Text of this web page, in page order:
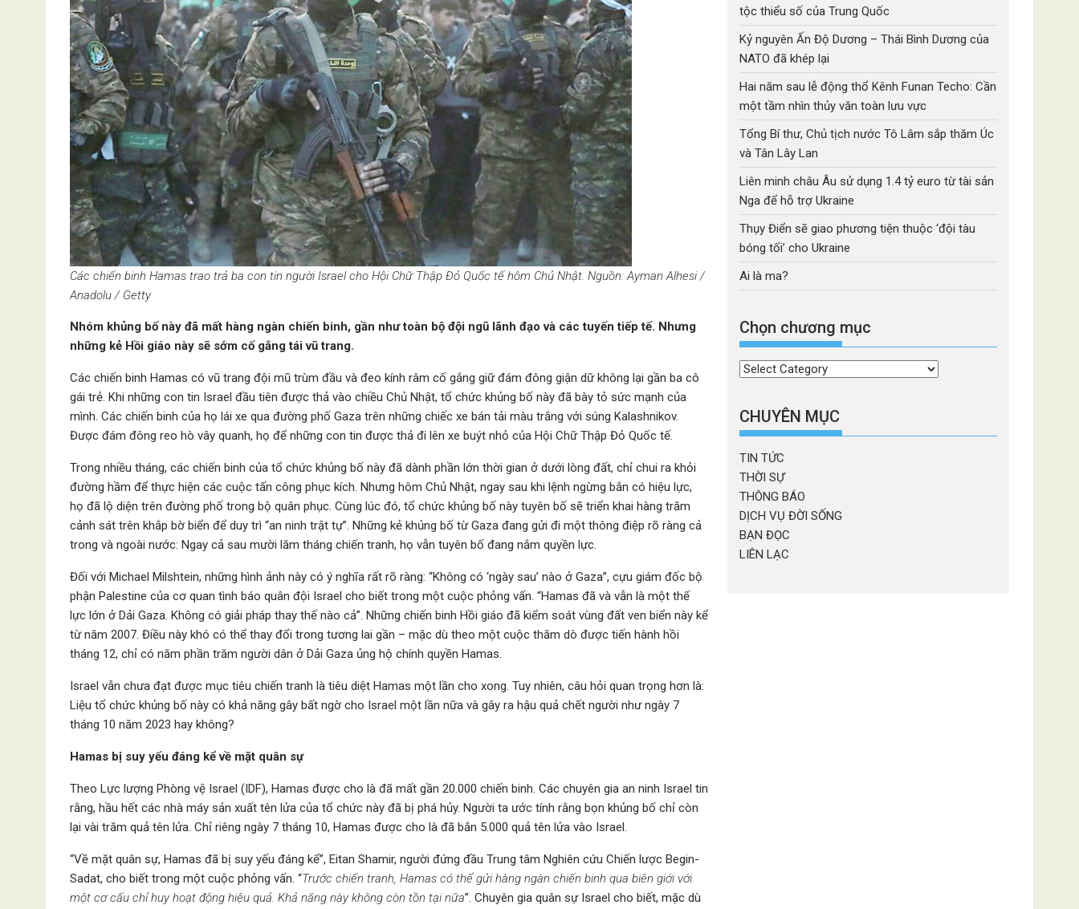
Các chiến binh Hamas trao trả ba con tin người Israel cho Hội Chữ Thập Đỏ Quốc tế hôm Chủ Nhật. Nguồn: Ayman Alhesi /
Anadolu / Getty
Nhóm khủng bố này đã mất hàng ngàn chiến binh, gần như toàn bộ đội ngũ lãnh đạo và các tuyến tiếp tế. Nhưng
những kẻ Hồi giáo này sẽ sớm cố gắng tái vũ trang.
Các chiến binh Hamas có vũ trang đội mũ trùm đầu và đeo kính râm cố gắng giữ đám đông giận dữ không lại gần ba cô
gái trẻ. Khi những con tin Israel đầu tiên được thả vào chiều Chủ Nhật, tổ chức khủng bố này đã bày tỏ sức mạnh của
mình. Các chiến binh của họ lái xe qua đường phố Gaza trên những chiếc xe bán tải màu trắng với súng Kalashnikov.
Được đám đông reo hò vây quanh, họ để những con tin được thả đi lên xe buýt nhỏ của Hội Chữ Thập Đỏ Quốc tế.
Trong nhiều tháng, các chiến binh của tổ chức khủng bố này đã dành phần lớn thời gian ở dưới lòng đất, chỉ chui ra khỏi
đường hầm để thực hiện các cuộc tấn công phục kích. Nhưng hôm Chủ Nhật, ngay sau khi lệnh ngừng bắn có hiệu lực,
họ đã lộ diện trên đường phố trong bộ quân phục. Cùng lúc đó, tổ chức khủng bố này tuyên bố sẽ triển khai hàng trăm
cảnh sát trên khắp bờ biển để duy trì “an ninh trật tự”. Những kẻ khủng bố từ Gaza đang gửi đi một thông điệp rõ ràng cả
trong và ngoài nước: Ngay cả sau mười lăm tháng chiến tranh, họ vẫn tuyên bố đang nắm quyền lực.
Đối với Michael Milshtein, những hình ảnh này có ý nghĩa rất rõ ràng: “Không có ‘ngày sau’ nào ở Gaza”, cựu giám đốc bộ
phận Palestine của cơ quan tình báo quân đội Israel cho biết trong một cuộc phỏng vấn. “Hamas đã và vẫn là một thế
lực lớn ở Dải Gaza. Không có giải pháp thay thế nào cả”. Những chiến binh Hồi giáo đã kiểm soát vùng đất ven biển này kể
từ năm 2007. Điều này khó có thể thay đổi trong tương lai gần – mặc dù theo một cuộc thăm dò được tiến hành hồi
tháng 12, chỉ có năm phần trăm người dân ở Dải Gaza ủng hộ chính quyền Hamas.
Israel vẫn chưa đạt được mục tiêu chiến tranh là tiêu diệt Hamas một lần cho xong. Tuy nhiên, câu hỏi quan trọng hơn là:
Liệu tổ chức khủng bố này có khả năng gây bất ngờ cho Israel một lần nữa và gây ra hậu quả chết người như ngày 7
tháng 10 năm 2023 hay không?
Hamas bị suy yếu đáng kể về mặt quân sự
Theo Lực lượng Phòng vệ Israel (IDF), Hamas được cho là đã mất gần 20.000 chiến binh. Các chuyên gia an ninh Israel tin
rằng, hầu hết các nhà máy sản xuất tên lửa của tổ chức này đã bị phá hủy. Người ta ước tính rằng bọn khủng bố chỉ còn
lại vài trăm quả tên lửa. Chỉ riêng ngày 7 tháng 10, Hamas được cho là đã bắn 5.000 quả tên lửa vào Israel.
“Về mặt quân sự, Hamas đã bị suy yếu đáng kể”, Eitan Shamir, người đứng đầu Trung tâm Nghiên cứu Chiến lược Begin-
Sadat, cho biết trong một cuộc phỏng vấn. “Trước chiến tranh, Hamas có thể gửi hàng ngàn chiến binh qua biên giới với
một cơ cấu chỉ huy hoạt động hiệu quả. Khả năng này không còn tồn tại nữa”. Chuyên gia quân sự Israel cho biết, mặc dù
tộc thiểu số của Trung Quốc
Kỷ nguyên Ấn Độ Dương – Thái Bình Dương của
NATO đã khép lại
Hai năm sau lễ động thổ Kênh Funan Techo: Cần
một tầm nhìn thủy văn toàn lưu vực
Tổng Bí thư, Chủ tịch nước Tô Lâm sắp thăm Úc
và Tân Lây Lan
Liên minh châu Âu sử dụng 1.4 tỷ euro từ tài sản
Nga để hỗ trợ Ukraine
Thụy Điển sẽ giao phương tiện thuộc ‘đội tàu
bóng tối’ cho Ukraine
Ai là ma?
Chọn chương mục
Chọn
mục
CHUYÊN MỤC
TIN TỨC
THỜI SỰ
THÔNG BÁO
DỊCH VỤ ĐỜI SỐNG
BẠN ĐỌC
LIÊN LẠC